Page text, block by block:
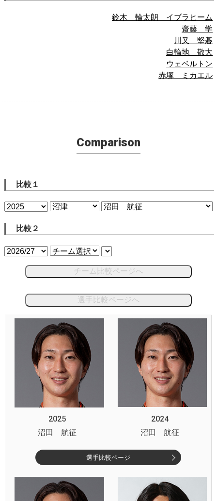
鈴木 輪太朗 イブラヒーム
齋藤 学
川又 堅碁
白輪地 敬大
ウェベルトン
赤塚 ミカエル
Comparison
比較１
比較２
チーム比較ページへ
選手比較ページへ
2025
2024
沼田 航征
沼田 航征
選手比較ページ